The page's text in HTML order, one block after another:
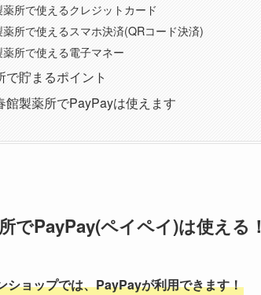
所で使えるクレジットカード
所で使えるスマホ決済(QRコード決済)
所で使える電子マネー
で貯まるポイント
製薬所でPayPayは使えます
でPayPay(ペイペイ)は使える！
ショップでは、PayPayが利用できます！